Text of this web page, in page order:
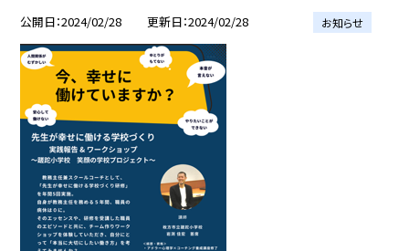
公開日 2024/02/28 更新日 2024/02/28 お知らせ